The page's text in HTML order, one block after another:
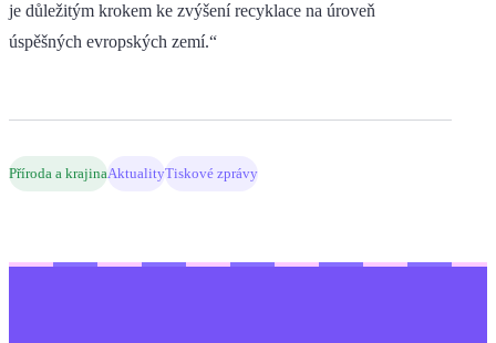
je důležitým krokem ke zvýšení recyklace na úroveň
úspěšných evropských zemí.“
Příroda a krajinaAktualityTiskové zprávy